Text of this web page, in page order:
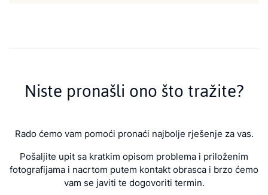
Niste pronašli ono što tražite?
Rado ćemo vam pomoći pronaći najbolje rješenje za vas.
Pošaljite upit sa kratkim opisom problema i priloženim
fotografijama i nacrtom putem kontakt obrasca i brzo ćemo
vam se javiti te dogovoriti termin.